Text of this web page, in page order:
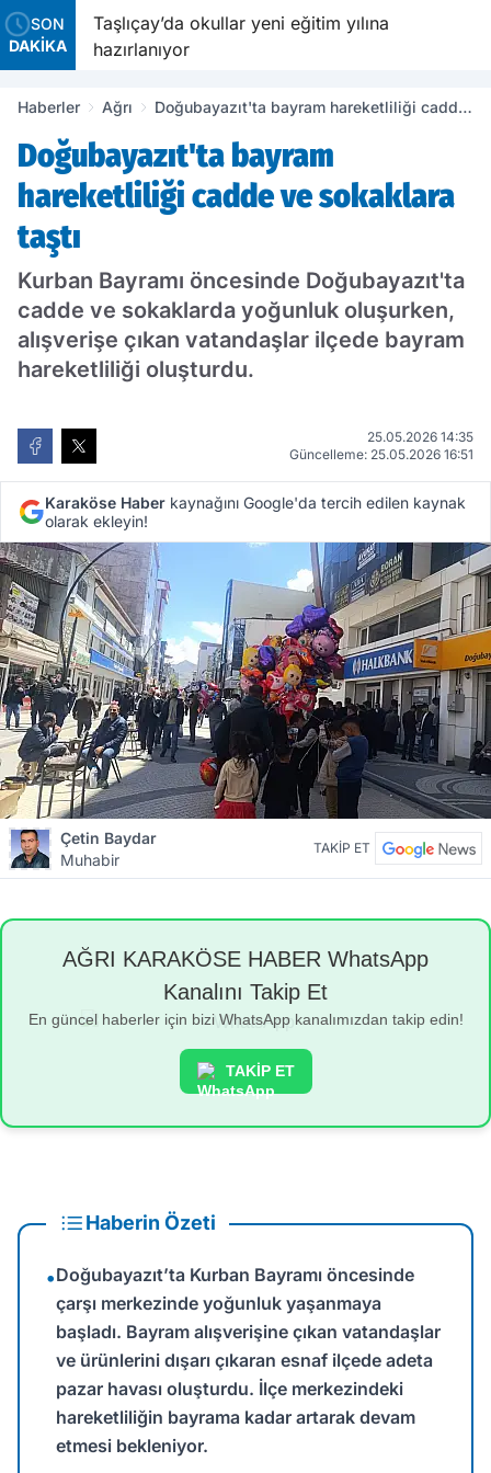
SON
DAKİKA
Taşlıçay’da okullar yeni eğitim yılına
hazırlanıyor
Haberler Ağrı
Doğubayazıt'ta bayram hareketliliği cadde
Doğubayazıt'ta bayram
hareketliliği cadde ve sokaklara
taştı
Kurban Bayramı öncesinde Doğubayazıt'ta
cadde ve sokaklarda yoğunluk oluşurken,
alışverişe çıkan vatandaşlar ilçede bayram
hareketliliği oluşturdu.
25.05.2026 14:35
Güncelleme: 25.05.2026 16:51
Karaköse Haber kaynağını Google'da tercih edilen kaynak
olarak ekleyin!
Çetin Baydar
Muhabir
TAKİP ET
AĞRI KARAKÖSE HABER WhatsApp
Kanalını Takip Et
En güncel haberler için bizi WhatsApp kanalımızdan takip edin!
TAKİP ET
Haberin Özeti
•Doğubayazıt’ta Kurban Bayramı öncesinde
çarşı merkezinde yoğunluk yaşanmaya
başladı. Bayram alışverişine çıkan vatandaşlar
ve ürünlerini dışarı çıkaran esnaf ilçede adeta
pazar havası oluşturdu. İlçe merkezindeki
hareketliliğin bayrama kadar artarak devam
etmesi bekleniyor.